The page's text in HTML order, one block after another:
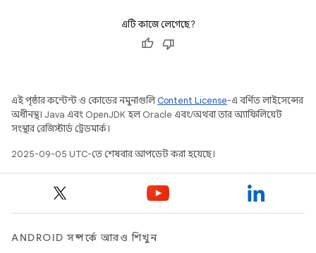
এটি কাজে লেগেছে?
এই পৃষ্ঠার কন্টেন্ট ও কোডের নমুনাগুলিContent License-এ বর্ণিত লাইসেন্সের
অধীনস্থ। Java এবং OpenJDK হল Oracle এবং/অথবা তার অ্যাফিলিয়েট
সংস্থার রেজিস্টার্ড ট্রেডমার্ক।
2025-09-05 UTC-তে শেষবার আপডেট করা হয়েছে।
ANDROID সম্পর্কে আরও শিখুন